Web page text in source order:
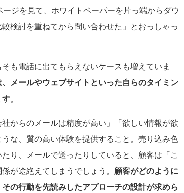
ジを見て、ホワイトペーパーを片っ端からダウ
検討を重ねてから問い合わせた」とおっしゃっ
も電話に出てもらえないケースも増えていま
メールやウェブサイトといった自らのタイミン
。
からのメールは精度が高い」「欲しい情報が欲
な、質の高い体験を提供すること。売り込み色
り、メールで送ったりしていると、顧客は「こ
が途絶えてしまうでしょう。 顧客がどのように
の行動を先読みしたアプローチの設計が求めら